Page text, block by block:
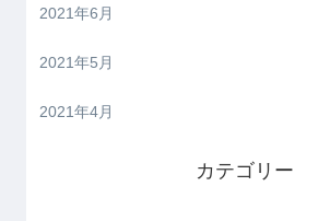
2021年6月
2021年5月
2021年4月
カテゴリー